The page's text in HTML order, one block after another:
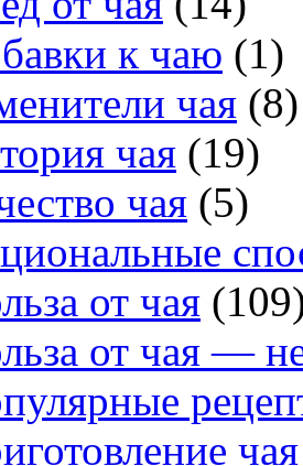
к чаю (1)
чая (8)
чая (19)
чая (5)
от чая
от чая —
чая